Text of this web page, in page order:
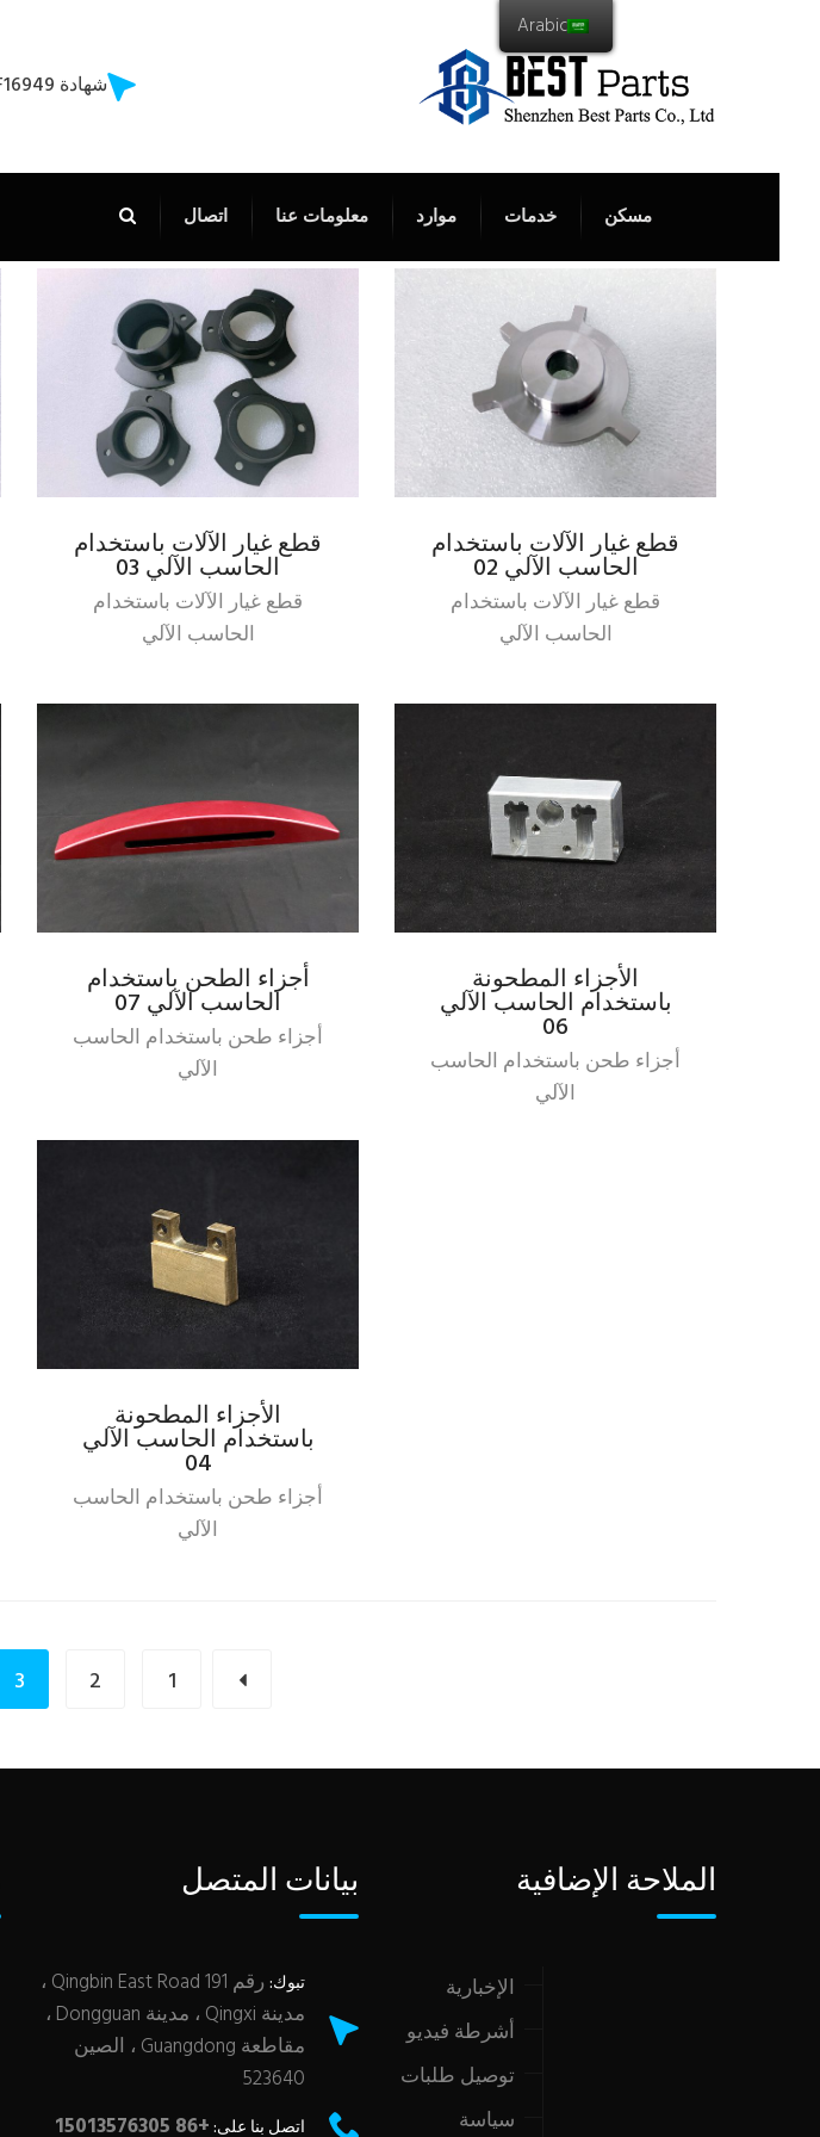
شهادة ISO 9001: 2015 / IATF16949
مسكن خدمات
التصنيع باستخدام الحاسب الآلي
موارد
مجمع قطع غيار السيارات
القطع الدقيقة المصنوعة من
اصطدام السكين ببرمجة مركز
معلومات عنا اتصال
قطع غيار الآلات باستخدام
الحاسب الآلي 03
قطع غيار الآلات باستخدام
الحاسب الآلي
قطع غيار الآلات باستخدام
الحاسب الآلي 02
قطع غيار الآلات باستخدام
الحاسب الآلي
أجزاء الطحن باستخدام
الحاسب الآلي 07
أجزاء طحن باستخدام الحاسب
الآلي
الأجزاء المطحونة
باستخدام الحاسب الآلي
06
أجزاء طحن باستخدام الحاسب
الآلي
الأجزاء المطحونة
باستخدام الحاسب الآلي
04
أجزاء طحن باستخدام الحاسب
الآلي
1
2
3
بيانات المتصل
تبوك:
رقم 191 Qingbin East Road ،
مدينة Qingxi ، مدينة Dongguan ،
مقاطعة Guangdong ، الصين
523640
اتصل بنا على:+86 15013576305
الملاحة الإضافية
الإخبارية
أشرطة فيديو
توصيل طلبات
سياسة
Arabic